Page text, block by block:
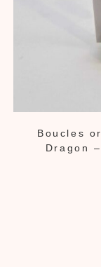
Boucles
Dragon